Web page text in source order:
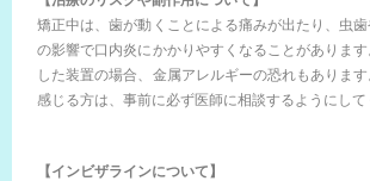
矯正中は、歯が動くことによる痛みが出たり、虫
の影響で口内炎にかかりやすくなることがありま
した装置の場合、金属アレルギーの恐れもありま
感じる方は、事前に必ず医師に相談するようにして
【インビザラインについて】